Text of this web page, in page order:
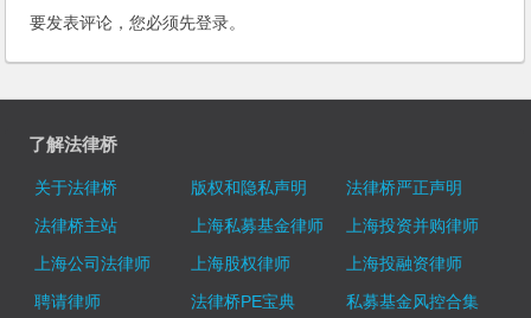
要发表评论，您必须先登录。
了解法律桥
关于法律桥 版权和隐私声明
法律桥严正声明
法律桥主站
上海私募基金律师
上海投资并购律师
上海公司法律师
上海股权律师
上海投融资律师
聘请律师
法律桥PE宝典
私募基金风控合集